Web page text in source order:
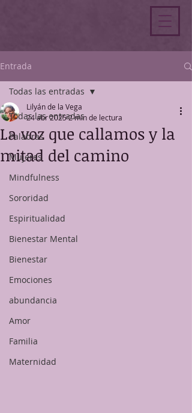
Entrada
Todas las entradas
Palabras
Mujeres
Mindfulness
Sororidad
Espiritualidad
Bienestar Mental
Bienestar
Emociones
abundancia
Amor
Familia
Maternidad
Todas las entradas
La voz que callamos y la
mitad del camino
Lilyán de la Vega
24 abr 20252 min de lectura